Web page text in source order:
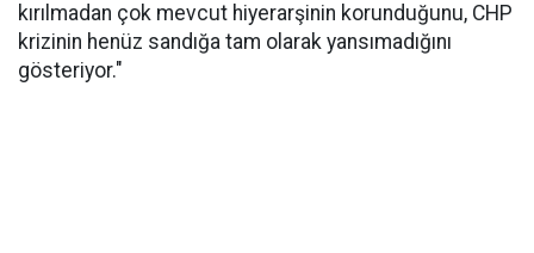
kırılmadan çok mevcut hiyerarşinin korunduğunu, CHP
krizinin henüz sandığa tam olarak yansımadığını
gösteriyor."